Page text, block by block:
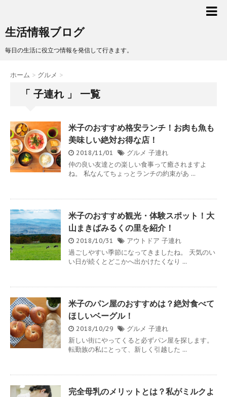
生活情報ブログ
毎日の生活に役立つ情報を発信して行きます。
ホーム > グルメ >
「 子連れ 」 一覧
米子のおすすめ格安ランチ！お肉も魚も
美味しい絶対お得な店！
2018/11/01 グルメ 子連れ
仲の良い友達との楽しい食事って癒されますよ
ね。 私なんてちょっとランチの約束があ ...
米子のおすすめ観光・体験スポット！大
山まきばみるくの里を紹介！
2018/10/31 アウトドア 子連れ
過ごしやすい季節になってきましたね。 天気のい
い日が続くとどこかへ出かけたくなり ...
米子のパン屋のおすすめは？絶対食べて
ほしいベーグル！
2018/10/29 グルメ 子連れ
新しい街にやってくると必ずパン屋を探します。
転勤族の私にとって、新しく引越した ...
完全母乳のメリットとは？私がミルクよ